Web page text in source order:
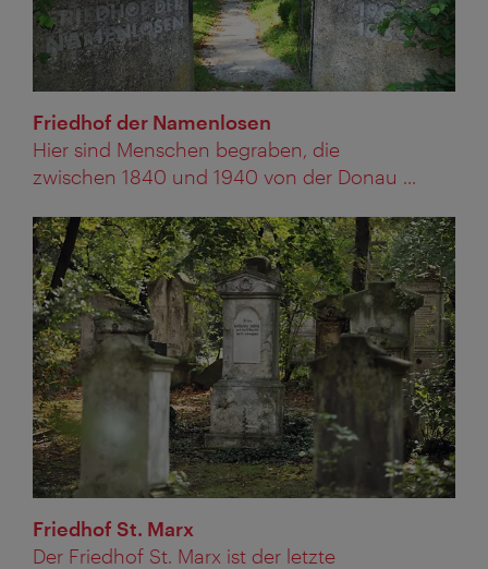
Friedhof der Namenlosen
Hier sind Menschen begraben, die
zwischen 1840 und 1940 von der Donau ...
Friedhof St. Marx
Der Friedhof St. Marx ist der letzte